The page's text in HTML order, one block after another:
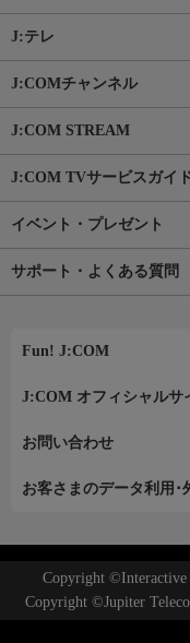
J:テレ
J:COMチャンネル
J:COM STREAM
J:COM TVサービスガイ
イベント・プレゼント
サポート・よくある質問
Fun! J:COM
J:COM オフィシャルサ
お問い合わせ
お客さまのデータ利用･
Copyright ©Interactive
Copyright ©Jupiter